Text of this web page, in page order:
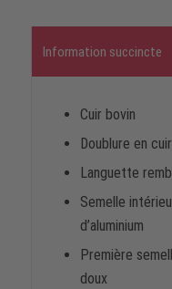
Information succincte
Cuir bovin
Doublure en cuir
Languette
Semelle
d’aluminium
Première
doux